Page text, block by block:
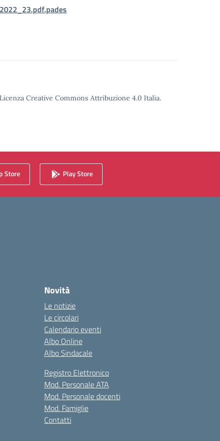
Creative Commons Attribuzione 4.0 Italia.
Store Play Store
Novità
Le notizie
Le circolari
Calendario eventi
Albo Online
Albo Sindacale
Registro Elettronico
Mod. Personale ATA
Mod. Personale docenti
Mod. Famiglie
Contatti